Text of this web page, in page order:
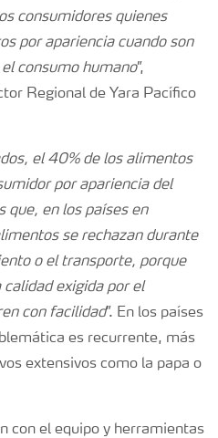
consumidores quienes
por apariencia cuando son
consumo humano”,
Regional de Yara Pacífico
el 40% de los alimentos
por apariencia del
que, en los países en
se rechazan durante
o el transporte, porque
exigida por el
con facilidad”. En los países
es recurrente, más
extensivos como la papa o
con el equipo y herramientas